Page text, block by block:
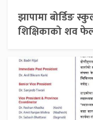
झापामा बोर्डिङ
शिक्षिकाको शव